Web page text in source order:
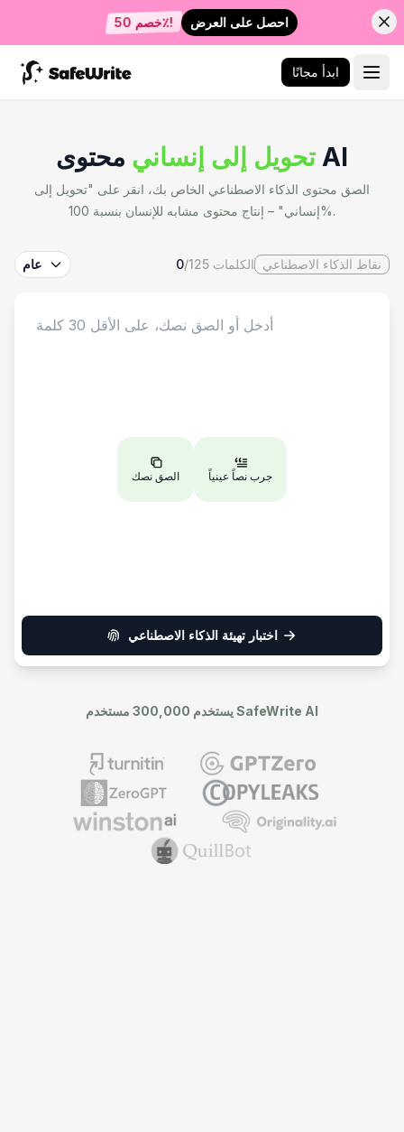
خصم 50٪! احصل على العرض
ابدأ مجانًا
تحويل إلى إنساني محتوى AI
الصق محتوى الذكاء الاصطناعي الخاص بك، انقر على "تحويل إلى
إنساني" – إنتاج محتوى مشابه للإنسان بنسبة 100%.
عام 0/125 الكلمات نقاط الذكاء الاصطناعي
اختبار تهيئة الذكاء الاصطناعي
الصق نصك جرب نصاً عينياً
يستخدم 300,000 مستخدم SafeWrite AI